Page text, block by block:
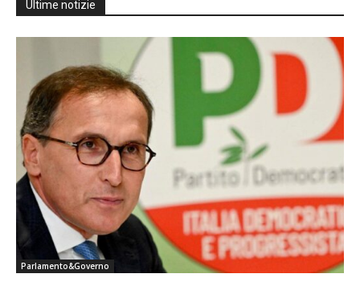
Ultime notizie
Parlamento&Governo